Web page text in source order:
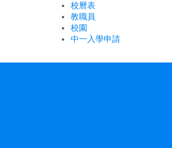
校曆表
教職員
校園
中一入學申請